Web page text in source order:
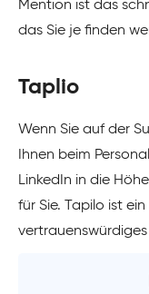
Mention ist das
das Sie je finden
Taplio
Wenn Sie auf der
Ihnen beim
LinkedIn in die
für Sie. Tapilo ist
vertrauenswürdiges